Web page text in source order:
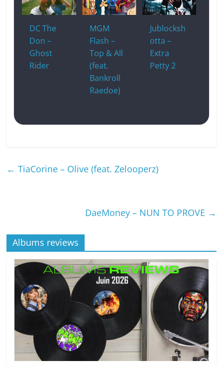
DC The
Don –
Ghost
Rider
MGM
Flash –
Top & All
(feat.
Bankroll
Raedoe)
Jublocksh
otta –
Extra
Petty 2
← TiaCorine – Olive (feat. Zelooperz)
DaeMoney – NUN TO PROVE →
Albums reviews